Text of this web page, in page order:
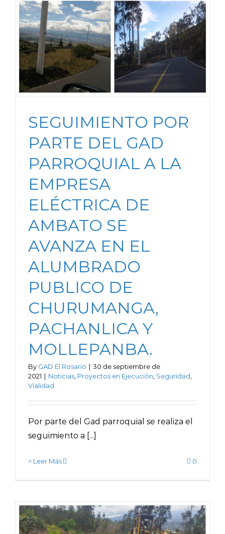
SEGUIMIENTO POR
PARTE DEL GAD
PARROQUIAL A LA
EMPRESA
ELÉCTRICA DE
AMBATO SE
AVANZA EN EL
ALUMBRADO
PUBLICO DE
CHURUMANGA,
PACHANLICA Y
MOLLEPANBA.
By GAD El Rosario | 30 de septiembre de
2021 | Noticias Proyectos en Ejecución Seguridad
Vialidad
Por parte del Gad parroquial se realiza el
seguimiento a [...]
> Leer Más 0